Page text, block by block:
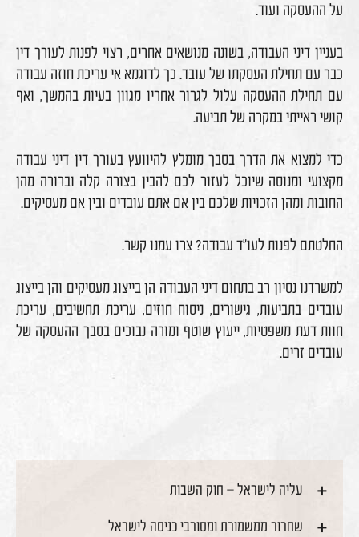
על ההעסקה ועוד.
בעניין דיני העבודה, בשונה מנושאים אחרים, רצוי לפנות לעורך דין
כבר עם תחילת העסקתו של עובד. כך לדוגמא אי עריכת חוזה עבודה
עם תחילת ההעסקה עלול לגרור אחריו מגוון בעיות בהמשך, ואף
קושי ראייתי במקרה של תביעה.
כדי למצוא את הדרך בסבך מומלץ להיוועץ בעורך דין דיני עבודה
מקצועי ומנוסה שיוכל לעזור לכם להבין בצורה קלה וברורה מהן
החובות ומהן הזכויות שלכם בין אם אתם עובדים ובין אם מעסיקים.
החלטתם לפנות לעו"ד עבודה? צרו עמנו קשר.
למשרדנו נסיון רב בתחום דיני העבודה הן בייצוג מעסיקים והן בייצוג
עובדים בתביעות, גישורים, ניסוח חוזים, עריכת תחשיבים, עריכת
חוות דעת משפטיות, ייעוץ שוטף ומורה נבוכים בסבך ההעסקה של
עובדים זרים.
עליה לישראל – חוק השבות
שחרור ממשמורת ומסורבי כניסה לישראל